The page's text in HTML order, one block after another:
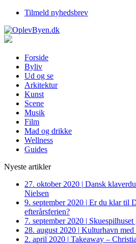
Tilmeld nyhedsbrev
Forside
Byliv
Ud og se
Arkitektur
Kunst
Scene
Musik
Film
Mad og drikke
Wellness
Guides
Nyeste artikler
27. oktober 2020 | Dansk
Nielsen
9. september 2020 | Er du klar til
efterårsferien?
7. september 2020 |
28. august 2020 | Kulturhavn med
2. april 2020 | Takeaway –